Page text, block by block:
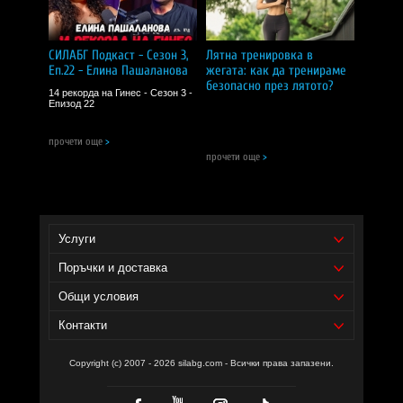
Забележки:
Не е подходящ за деца, бременни и кърмачки.
Не превишавайте препоръчителния дневен прием.
Не е заместител на разнообразното хранене.
Да се съхранява на сухо и хладно място, далеч от
деца.
CИЛA БГ Tийм!
Доставчик на продукта - И фудс ЕООД.
https://redpanda.bg/
СИЛАБГ Подкаст - Сезон 3,
Еп.22 - Елина Пашаланова
14 рекорда на Гинес - Сезон 3 -
Епизод 22
прочети още >
Лятна тренировка в
жегата: как да тренираме
безопасно през лятото?
прочети още >
Услуги
Поръчки и доставка
Общи условия
Контакти
Copyright (c) 2007 - 2026 silabg.com - Всички права запазени.